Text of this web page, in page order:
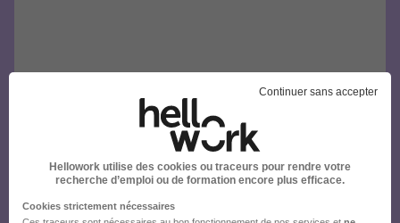
Continuer sans accepter
Hellowork utilise des cookies ou traceurs pour rendre votre
recherche d’emploi ou de formation encore plus efficace.
Cookies strictement nécessaires